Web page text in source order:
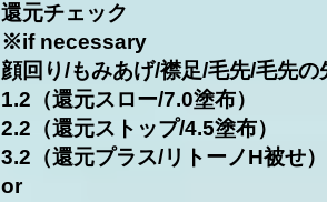
還元チェック
​※if necessary
顔回り/もみあげ/襟足/毛先/毛先の
1.2（還元スロー/7.0塗布）
2.2（還元ストップ/4.5塗布）
3.2（還元プラス/リトーノH被せ）
or